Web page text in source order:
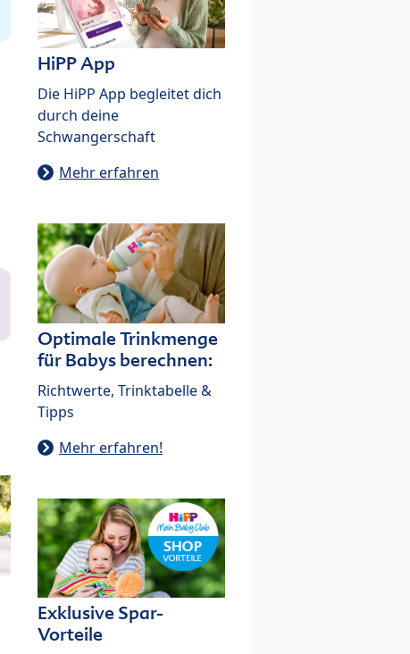
HiPP App
Die HiPP App begleitet dich
durch deine
Schwangerschaft
Mehr erfahren
Optimale Trinkmenge
für Babys berechnen:
Richtwerte, Trinktabelle &
Tipps
Mehr erfahren!
Exklusive Spar-
Vorteile